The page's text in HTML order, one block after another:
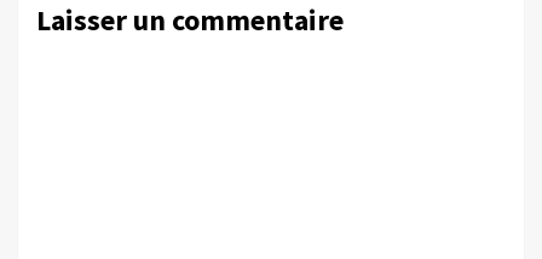
Laisser un commentaire